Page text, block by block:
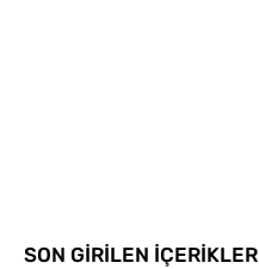
SON GİRİLEN İÇERİKLER